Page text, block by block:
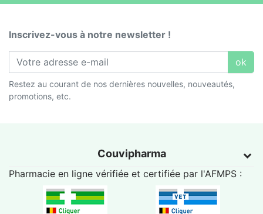
Inscrivez-vous à notre newsletter !
ok
Restez au courant de nos dernières nouvelles, nouveautés,
promotions, etc.
Couvipharma
Pharmacie en ligne vérifiée et certifiée par l'AFMPS :